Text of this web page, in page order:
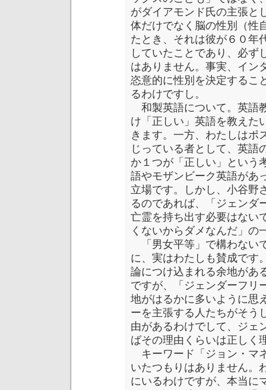
がダイアモンド氏の主張と
体だけでなく脳の性別（性
たとき、それは彼が６０年
していたことであり、必ず
はありません。事実、イン
恣意的に性別を決定するこ
るわけですし。
和製英語について。英語
け「正しい」英語を教えた
きます。一方、わたしはポ
じっている者として、英語
か１つが「正しい」という
語やモザンビーク英語があ
立場です。しかし、小谷野
るのであれば、「ジェンダ
亡霊を持ち出す必要はない
くないからダメなんだ」の
「男女平等」で構わない
に、実はわたしも賛成です
論につけ込まれる余地があ
ですが、「ジェンダーフリ
地がはるかに多いように思
ーを主張する人たちがそう
由があるわけでして、ジェ
ばその理由くらいは正しく
キーワード「ジョン・マ
いたつもりはありません。
にいるわけですが、本当に